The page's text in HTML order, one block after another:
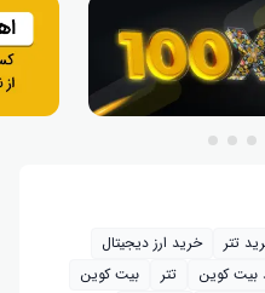
تتر
خرید ارز دیجیتال
بیت‌ کوین تتر
بیت کوین